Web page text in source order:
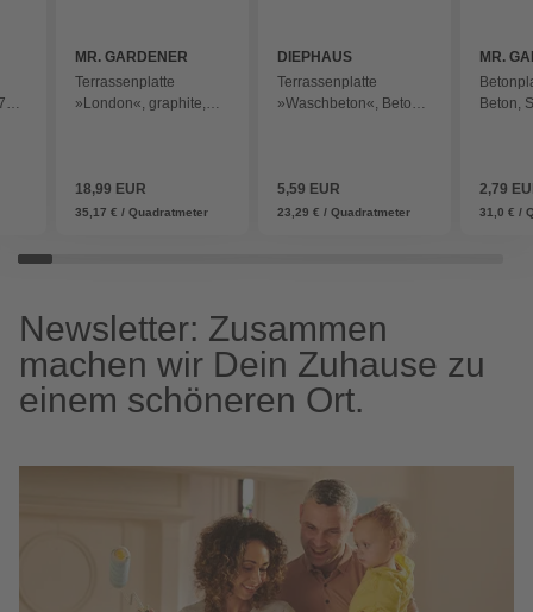
MR. GARDENER
Terrassenplatte
»London«, graphite,
18,99 EUR
35,17 € / Quadratmeter
DIEPHAUS
Terrassenplatte
»Waschbeton«, Beton,
5,59 EUR
23,29 € / Quadratmeter
MR.
Beton,
2,79
31,0 € /
Newsletter: Zusammen
machen wir Dein Zuhause zu
einem schöneren Ort.